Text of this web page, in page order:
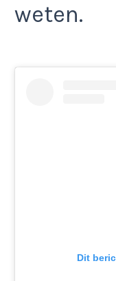
weten.
Dit